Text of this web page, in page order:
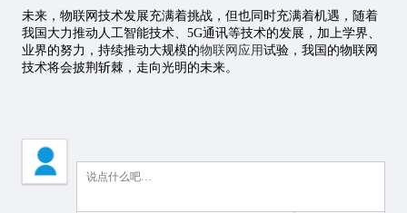
未来，物联网技术发展充满着挑战，但也同时充满着机遇，随着
我国大力推动人工智能技术、5G通讯等技术的发展，加上学界、
业界的努力，持续推动大规模的物联网应用试验，我国的物联网
技术将会披荆斩棘，走向光明的未来。